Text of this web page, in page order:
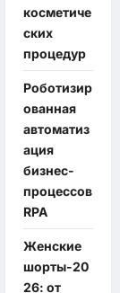
косметиче
ских
процедур
Роботизир
ованная
автоматиз
ация
бизнес-
процессов
RPA
Женские
шорты-20
26: от